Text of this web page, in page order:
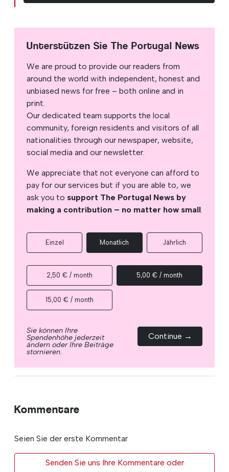
Unterstützen Sie The Portugal News
We are proud to provide our readers from
around the world with independent, honest and
unbiased news for free – both online and in
print.
Our dedicated team supports the local
community, foreign residents and visitors of all
nationalities through our newspaper, website,
social media and our newsletter.
We appreciate that not everyone can afford to
pay for our services but if you are able to, we
ask you to support The Portugal News by
making a contribution – no matter how small.
Einzel Monatlich Jährlich
2,50 € / month 5,00 € / month
15,00 € / month
Sie können Ihre
Spendenhöhe jederzeit
ändern oder Ihre Beiträge
stornieren.
Continue →
Kommentare
Seien Sie der erste Kommentar
Senden Sie uns Ihre Kommentare oder